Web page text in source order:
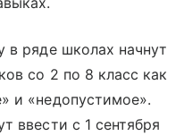
в ряде школах начнут
со 2 по 8 класс как
и «недопустимое».
ввести с 1 сентября